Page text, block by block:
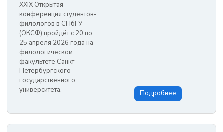
XXIX Открытая
конференция студентов-
филологов в СПбГУ
(ОКСФ) пройдёт с 20 по
25 апреля 2026 года на
филологическом
факультете Санкт-
Петербургского
государственного
университета.
Подробнее